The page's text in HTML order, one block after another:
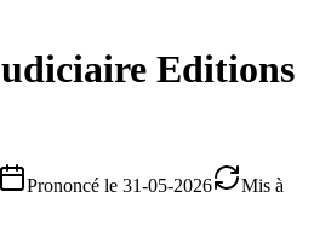
Editions
Prononcé le 31-05-2026
Mis à